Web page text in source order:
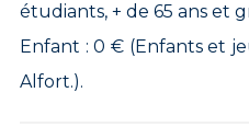
étudiants, + de 65 ans et
Enfant : 0 € (Enfants et
Alfort.).